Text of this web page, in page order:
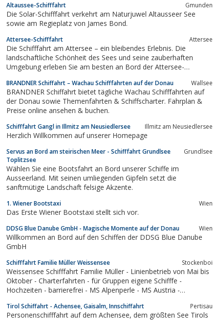
Altaussee-Schifffahrt Gmunden
Die Solar-Schifffahrt verkehrt am Naturjuwel Altausseer See
sowie am Regieplatz von James Bond.
Attersee-Schifffahrt Attersee
Die Schifffahrt am Attersee – ein bleibendes Erlebnis. Die
landschaftliche Schönheit des Sees und seine zauberhaften
Umgebung erleben Sie am besten an Bord der Attersee-
BRANDNER Schiffahrt – Wachau Schifffahrten auf der Donau Wallsee
BRANDNER Schiffahrt bietet tägliche Wachau Schifffahrten auf
der Donau sowie Themenfahrten & Schiffscharter. Fahrplan &
Preise online ansehen & buchen.
Schifffahrt Gangl in Illmitz am Neusiedlersee Illmitz am Neusiedlersee
Herzlich Willkommen auf unserer Homepage
Servus an Bord am steirischen Meer - Schifffahrt Grundlsee
Toplitzsee
Grundlsee
Wählen Sie eine Bootsfahrt an Bord unserer Schiffe im
Ausseerland. Mit seinen umliegenden Gipfeln setzt die
sanftmütige Landschaft felsige Akzente.
1. Wiener Bootstaxi Wien
Das Erste Wiener Bootstaxi stellt sich vor.
DDSG Blue Danube GmbH - Magische Momente auf der Donau Wien
Willkommen an Bord auf den Schiffen der DDSG Blue Danube
GmbH
Schifffahrt Familie Müller Weissensee Stockenboi
Weissensee Schifffahrt Familie Müller - Linienbetrieb von Mai bis
Oktober - Charterfahrten - für Gruppen eigene Schifffe -
Hochzeiten - barrierefrei - MS Alpenperle - MS Austria -
Tirol Schiffahrt - Achensee, Gaisalm, Innschiffahrt Pertisau
Personenschifffahrt auf dem Achensee, dem größten See Tirols